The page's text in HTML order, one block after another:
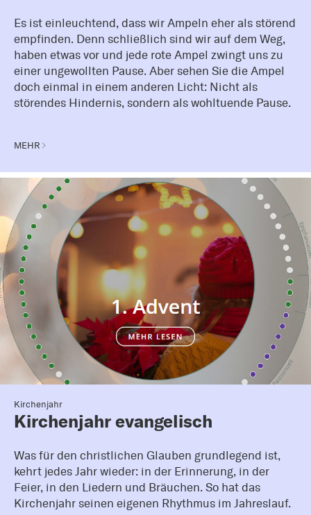
Es ist einleuchtend, dass wir Ampeln eher als störend
empfinden. Denn schließlich sind wir auf dem Weg,
haben etwas vor und jede rote Ampel zwingt uns zu
einer ungewollten Pause. Aber sehen Sie die Ampel
doch einmal in einem anderen Licht: Nicht als
störendes Hindernis, sondern als wohltuende Pause.
MEHR
Kirchenjahr
Kirchenjahr evangelisch
Was für den christlichen Glauben grundlegend ist,
kehrt jedes Jahr wieder: in der Erinnerung, in der
Feier, in den Liedern und Bräuchen. So hat das
Kirchenjahr seinen eigenen Rhythmus im Jahreslauf.